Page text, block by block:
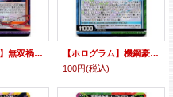
【ホログラム】無双禍焔竜 ロードクリムゾン
【ホログラム】機鋼豪嵐竜 ヘリカルフォート
100円(税込)